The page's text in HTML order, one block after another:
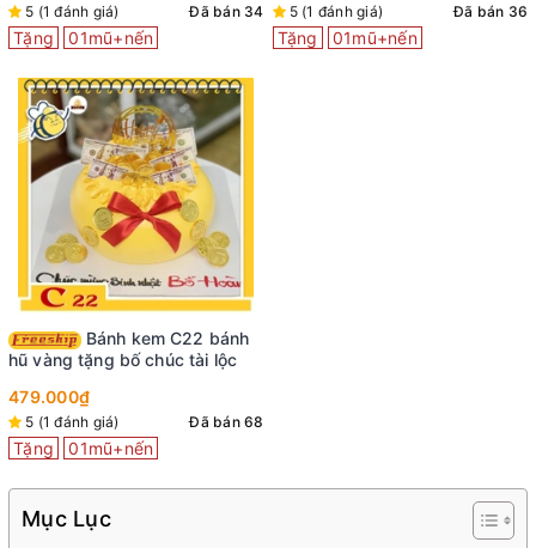
5 (1 đánh giá) Đã bán 34
Tặng 01mũ+nến
5 (1 đánh giá) Đã bán 36
Tặng 01mũ+nến
Bánh kem C22 bánh
hũ vàng tặng bố chúc tài lộc
479.000₫
5 (1 đánh giá) Đã bán 68
Tặng 01mũ+nến
Mục Lục